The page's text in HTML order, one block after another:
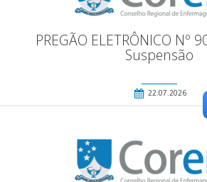
PREGÃO ELETRÔNICO Nº
Suspensão
22.07.2026